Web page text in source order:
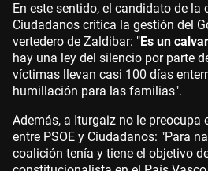
En este sentido, el candidato de la
Ciudadanos critica la gestión del
vertedero de Zaldibar: "Es un
hay una ley del silencio por parte
víctimas llevan casi 100 días
humillación para las familias".
Además, a Iturgaiz no le preocupa
entre PSOE y Ciudadanos: "Para
coalición tenía y tiene el objetivo